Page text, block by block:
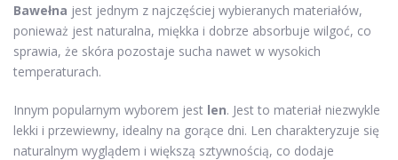
Bawełna jest jednym z najczęściej wybieranych materiałów,
ponieważ jest naturalna, miękka i dobrze absorbuje wilgoć, co
sprawia, że skóra pozostaje sucha nawet w wysokich
temperaturach.
Innym popularnym wyborem jest len. Jest to materiał niezwykle
lekki i przewiewny, idealny na gorące dni. Len charakteryzuje się
naturalnym wyglądem i większą sztywnością, co dodaje